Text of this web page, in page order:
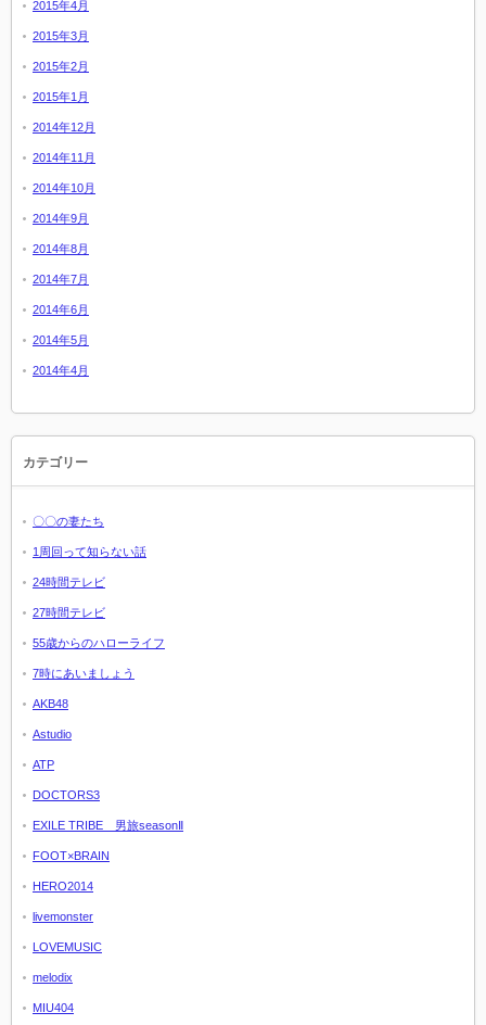
2015年4月
2015年3月
2015年2月
2015年1月
2014年12月
2014年11月
2014年10月
2014年9月
2014年8月
2014年7月
2014年6月
2014年5月
2014年4月
カテゴリー
〇〇の妻たち
1周回って知らない話
24時間テレビ
27時間テレビ
55歳からのハローライフ
7時にあいましょう
AKB48
Astudio
ATP
DOCTORS3
EXILE TRIBE 男旅seasonⅡ
FOOT×BRAIN
HERO2014
livemonster
LOVEMUSIC
melodix
MIU404